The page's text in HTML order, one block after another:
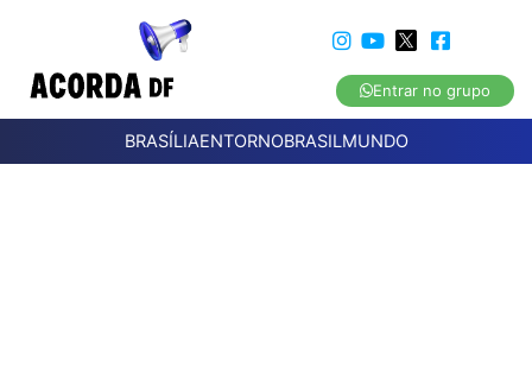
Entrar no grupo
BRASÍLIAENTORNOBRASILMUNDO